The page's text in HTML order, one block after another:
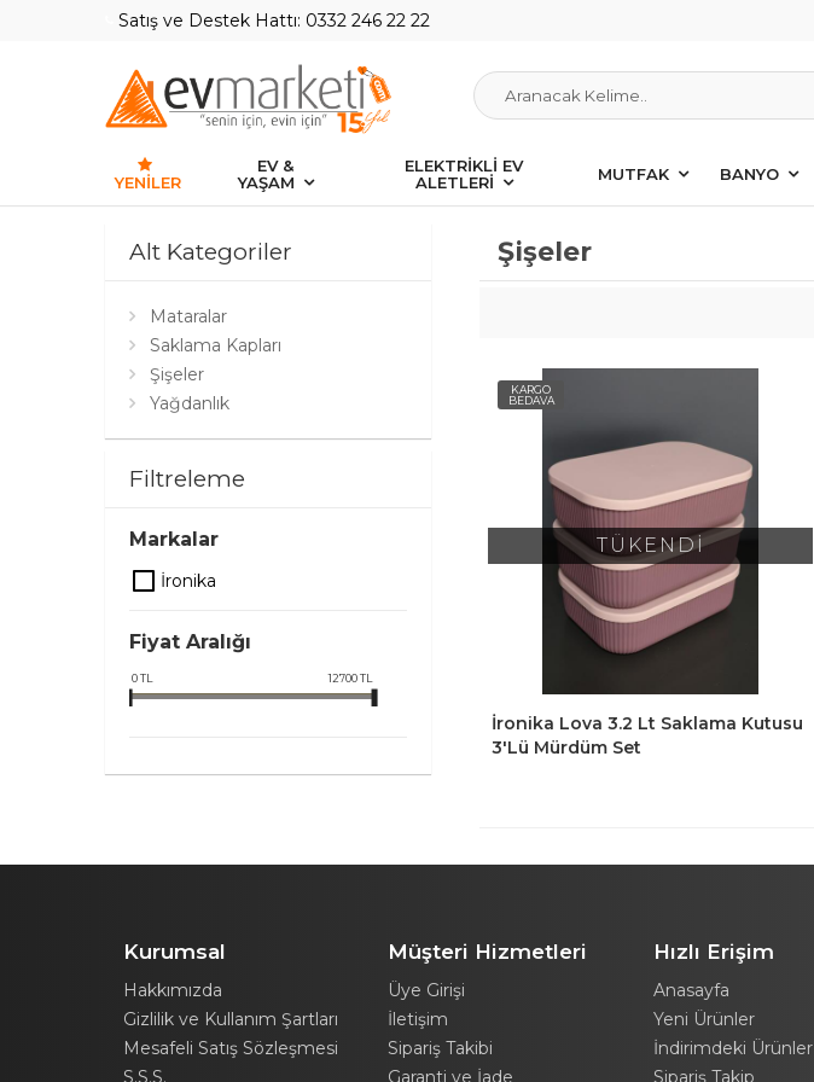
Satış ve Destek Hattı: 0332 246 22 22
YENILER
EV &
YAŞAM
ELEKTRİKLİ EV
ALETLERİ
MUTFAK BANYO
Alt Kategoriler
Mataralar
Saklama Kapları
Şişeler
Yağdanlık
Filtreleme
Markalar
İronika
Fiyat Aralığı
0TL 12700TL
Şişeler
KARGO
BEDAVA
TÜKENDİ
İronika Lova 3.2 Lt Saklama Kutusu
3'lü Mürdüm Set
Kurumsal
Hakkımızda
Gizlilik ve Kullanım Şartları
Mesafeli Satış Sözleşmesi
S.S.S.
Müşteri Hizmetleri
Üye Girişi
İletişim
Sipariş Takibi
Garanti ve İade
Hızlı Erişim
Anasayfa
Yeni Ürünler
İndirimdeki Ürünler
Sipariş Takip